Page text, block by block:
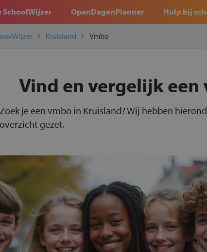
SchoolWijzer OpenDagenPlanner Hulp bij
Kruisland Vmbo
Vind en vergelijk een
Zoek je een vmbo in Kruisland? Wij hebben
overzicht gezet.